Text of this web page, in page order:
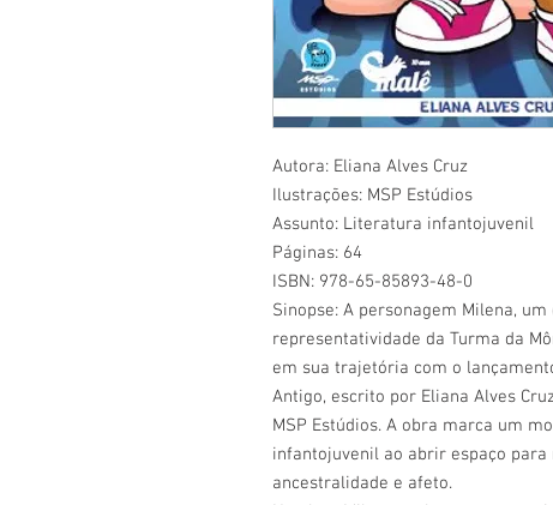
Autora: Eliana Alves Cruz
Ilustrações: MSP Estúdios
Assunto: Literatura infantojuvenil
Páginas: 64
ISBN: 978-65-85893-48-0
Sinopse: A personagem Milena,
representatividade da Turma da
em sua trajetória com o
Antigo, escrito por Eliana Alves
MSP Estúdios. A obra marca um
infantojuvenil ao abrir espaço
ancestralidade e afeto.